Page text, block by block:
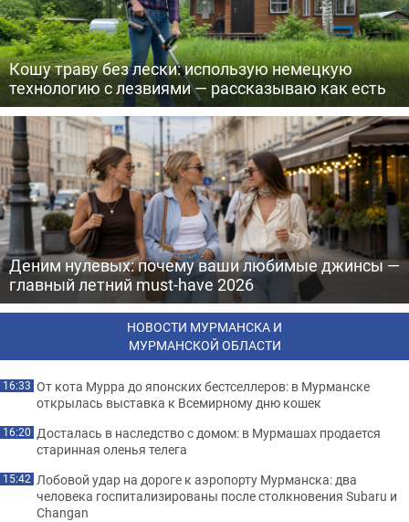
Кошу траву без лески: использую немецкую
технологию с лезвиями — рассказываю как есть
Деним нулевых: почему ваши любимые джинсы —
главный летний must-have 2026
НОВОСТИ МУРМАНСКА И
МУРМАНСКОЙ ОБЛАСТИ
16:33 От кота Мурра до японских бестселлеров: в Мурманске
открылась выставка к Всемирному дню кошек
16:20 Досталась в наследство с домом: в Мурмашах продается
старинная оленья телега
15:42 Лобовой удар на дороге к аэропорту Мурманска: два
человека госпитализированы после столкновения Subaru и
Changan